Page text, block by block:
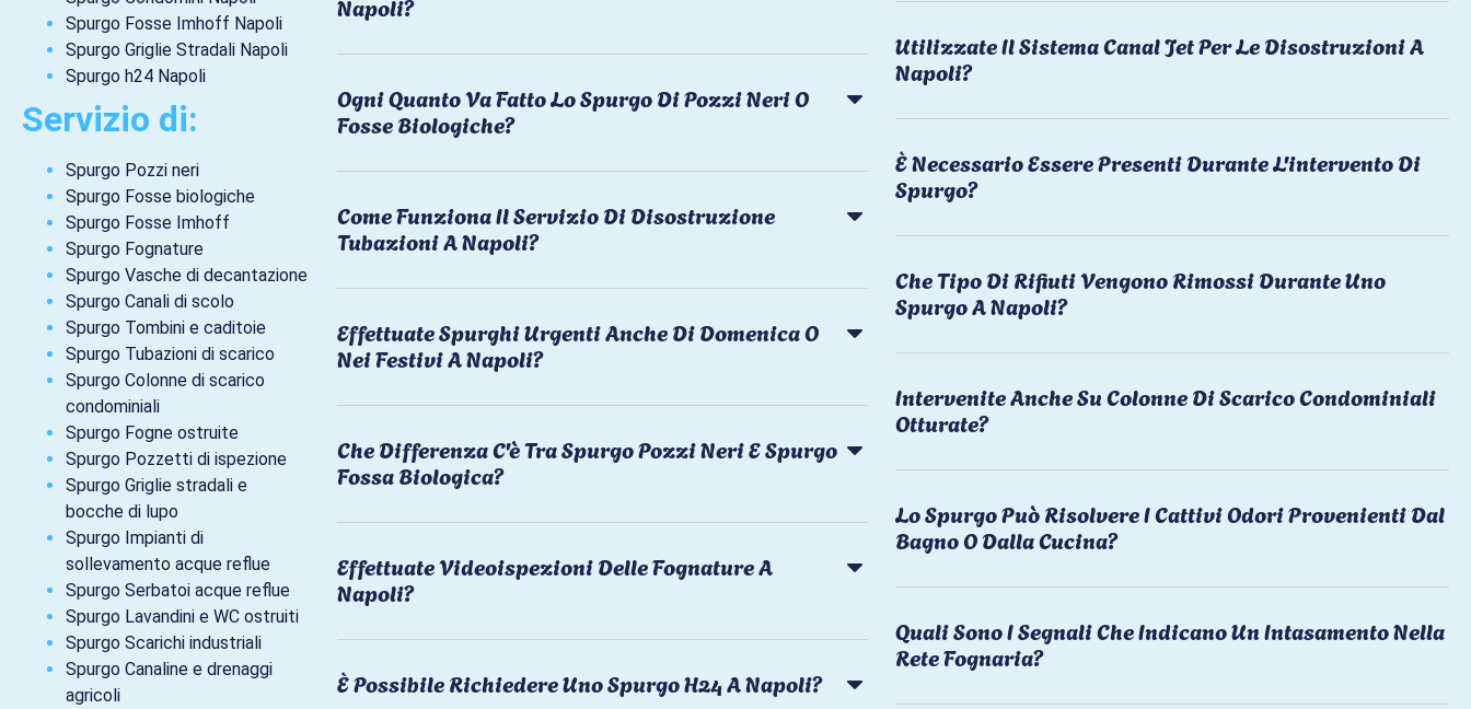
Spurgo Fosse Imhoff Napoli
Spurgo Griglie Stradali Napoli
Spurgo h24 Napoli
Servizio di:
Spurgo Pozzi neri
Spurgo Fosse biologiche
Spurgo Fosse Imhoff
Spurgo Fognature
Spurgo Vasche di decantazione
Spurgo Canali di scolo
Spurgo Tombini e caditoie
Spurgo Tubazioni di scarico
Spurgo Colonne di scarico
condominiali
Spurgo Fogne ostruite
Spurgo Pozzetti di ispezione
Spurgo Griglie stradali e
bocche di lupo
Spurgo Impianti di
sollevamento acque reflue
Spurgo Serbatoi acque reflue
Spurgo Lavandini e WC ostruiti
Spurgo Scarichi industriali
Spurgo Canaline e drenaggi
agricoli
Ogni Quanto Va Fatto Lo Spurgo Di Pozzi Neri O
Fosse Biologiche?
Come Funziona Il Servizio Di Disostruzione
Tubazioni A Napoli?
Effettuate Spurghi Urgenti Anche Di Domenica O
Nei Festivi A Napoli?
Che Differenza C'è Tra Spurgo Pozzi Neri E Spurgo
Fossa Biologica?
Effettuate Videoispezioni Delle Fognature A
Napoli?
È Possibile Richiedere Uno Spurgo H24 A Napoli?
Utilizzate Il Sistema Canal Jet Per Le Disostruzioni A
Napoli?
È Necessario Essere Presenti Durante L'intervento Di
Spurgo?
Che Tipo Di Rifiuti Vengono Rimossi Durante Uno
Spurgo A Napoli?
Intervenite Anche Su Colonne Di Scarico Condominiali
Otturate?
Lo Spurgo Può Risolvere I Cattivi Odori Provenienti Dal
Bagno O Dalla Cucina?
Quali Sono I Segnali Che Indicano Un Intasamento Nella
Rete Fognaria?